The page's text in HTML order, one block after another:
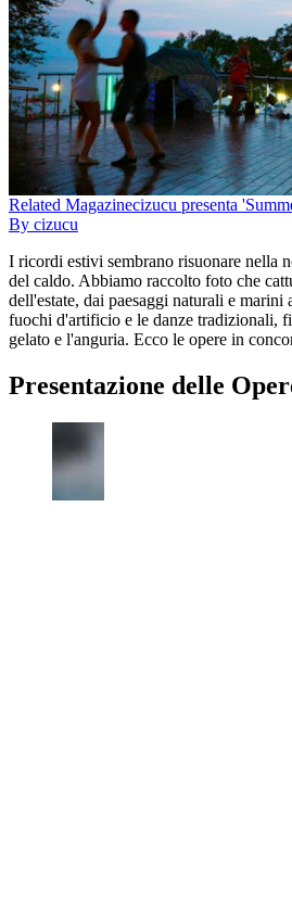
Related Magazinecizucu presenta
By cizucu
I ricordi estivi sembrano risuonare nella
del caldo. Abbiamo raccolto foto che
dell'estate, dai paesaggi naturali e marini
fuochi d'artificio e le danze tradizionali,
gelato e l'anguria. Ecco le opere in
Presentazione delle